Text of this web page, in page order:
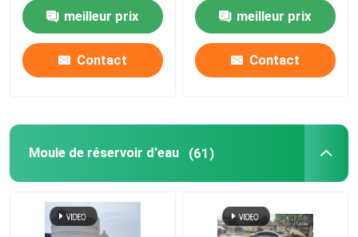
tôle d'acier laminée à froid
meilleur prix
Contact
meilleur prix
Contact
Moule de réservoir d'eau (61)